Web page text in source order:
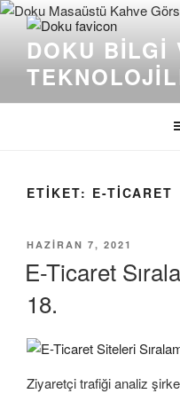
İçeriğe
DOKU BILGI
ETIKET: E-TICARET
YAYIM
HAZIRAN 7, 2021
E-Ticaret
18.
Ziyaretçi trafiği analiz